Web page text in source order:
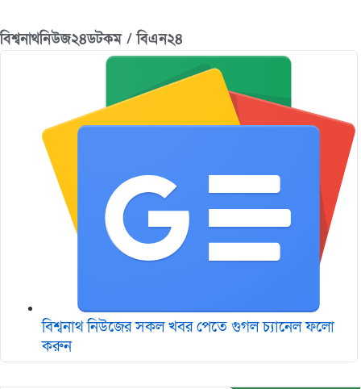
বিশ্বনাথনিউজ২৪ডটকম / বিএন২৪
বিশ্বনাথ নিউজের সকল খবর পেতে গুগল চ‌্যানেল ফলো
করুন